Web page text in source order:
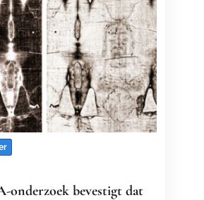
onderzoek bevestigt dat